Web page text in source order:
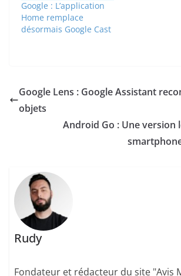
Google : L’application
Home remplace
désormais Google Cast
Google Lens : Google Assistant
objets
Android Go : Une version
Rudy
Fondateur et rédacteur du site "Avis